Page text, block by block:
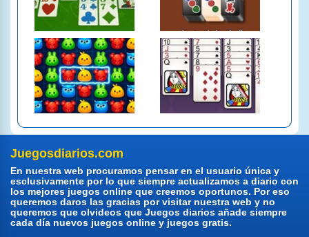
Juegosdiarios.com
En nuestra web procuramos pensar en el usuario única y
esclusivamente por lo que siempre actualizamos a diario con
los mejores juegos online que creemos oportunos. Por eso
queremos daros las gracias por visitar nuestra web y no
queremos que olvideos que Juegos diarios añade siempre
cada día nuevos juegos online y juegos gratis.